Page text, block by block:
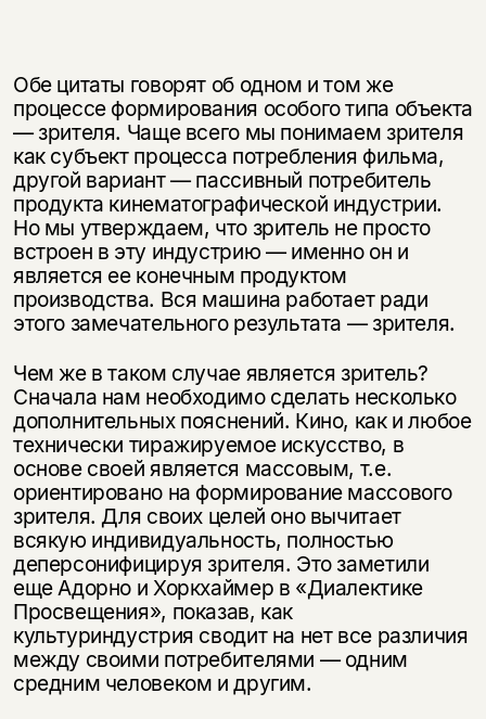
Обе цитаты говорят об одном и том же
процессе формирования особого типа объекта
— зрителя. Чаще всего мы понимаем зрителя
как субъект про­цесса потребления фильма,
другой вариант — пассивный потребитель
про­дукта кинематографической индустрии.
Но мы утверждаем, что зритель не просто
встроен в эту индустрию — именно он и
является ее конечным про­дуктом
производства. Вся машина работает ради
этого замечательного ре­зультата — зрителя.
Чем же в таком случае является зритель?
Сначала нам необходимо сделать несколько
дополнительных пояснений. Кино, как и любое
технически тира­жируемое искусство, в
основе своей является массовым, т.е.
ориентировано на формирование массового
зрителя. Для своих целей оно вычитает
всякую индивидуальность, полностью
деперсонифицируя зрителя. Это заметили
еще Адорно и Хоркхаймер в «Диалектике
Просвещения», показав, как
культуриндустрия сводит на нет все различия
между своими потребителями — одним
средним человеком и другим.